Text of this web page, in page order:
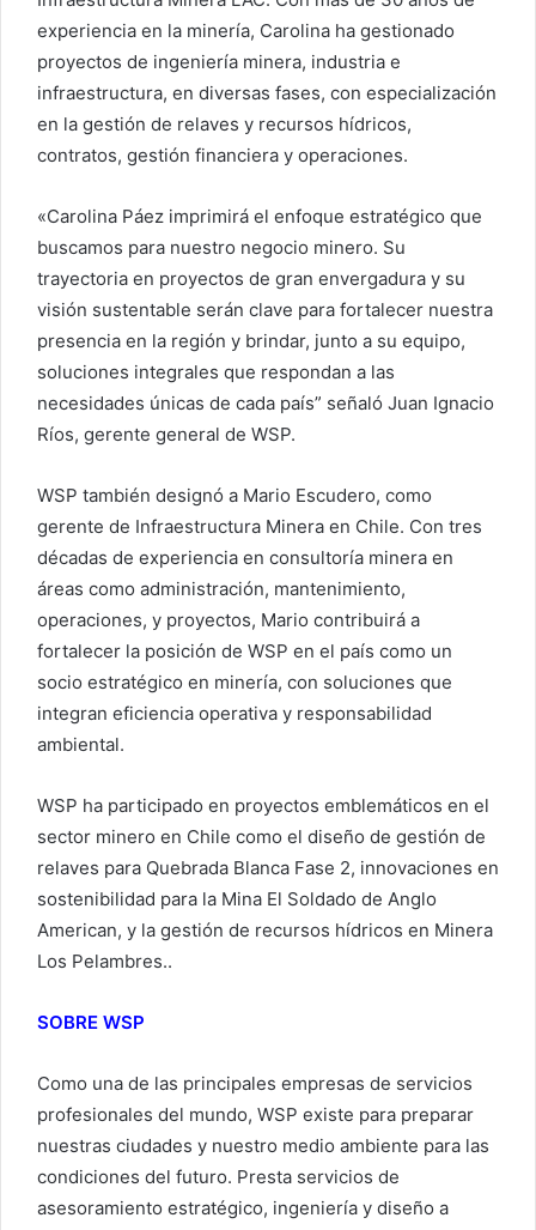
experiencia en la minería, Carolina ha gestionado
proyectos de ingeniería minera, industria e
infraestructura, en diversas fases, con especialización
en la gestión de relaves y recursos hídricos,
contratos, gestión financiera y operaciones.
«Carolina Páez imprimirá el enfoque estratégico que
buscamos para nuestro negocio minero. Su
trayectoria en proyectos de gran envergadura y su
visión sustentable serán clave para fortalecer nuestra
presencia en la región y brindar, junto a su equipo,
soluciones integrales que respondan a las
necesidades únicas de cada país” señaló Juan Ignacio
Ríos, gerente general de WSP.
WSP también designó a Mario Escudero, como
gerente de Infraestructura Minera en Chile. Con tres
décadas de experiencia en consultoría minera en
áreas como administración, mantenimiento,
operaciones, y proyectos, Mario contribuirá a
fortalecer la posición de WSP en el país como un
socio estratégico en minería, con soluciones que
integran eficiencia operativa y responsabilidad
ambiental.
WSP ha participado en proyectos emblemáticos en el
sector minero en Chile como el diseño de gestión de
relaves para Quebrada Blanca Fase 2, innovaciones en
sostenibilidad para la Mina El Soldado de Anglo
American, y la gestión de recursos hídricos en Minera
Los Pelambres..
SOBRE WSP
Como una de las principales empresas de servicios
profesionales del mundo, WSP existe para preparar
nuestras ciudades y nuestro medio ambiente para las
condiciones del futuro. Presta servicios de
asesoramiento estratégico, ingeniería y diseño a